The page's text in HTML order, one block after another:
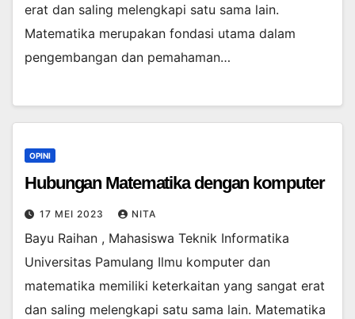
erat dan saling melengkapi satu sama lain.
Matematika merupakan fondasi utama dalam
pengembangan dan pemahaman…
OPINI
Hubungan Matematika dengan komputer
17 MEI 2023 NITA
Bayu Raihan , Mahasiswa Teknik Informatika
Universitas Pamulang Ilmu komputer dan
matematika memiliki keterkaitan yang sangat erat
dan saling melengkapi satu sama lain. Matematika